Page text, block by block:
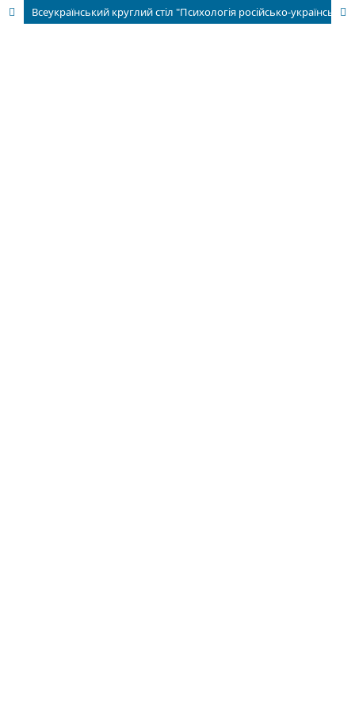
Всеукраїнський круглий стіл "Психологія російсько-української війни: внутрішній погляд"